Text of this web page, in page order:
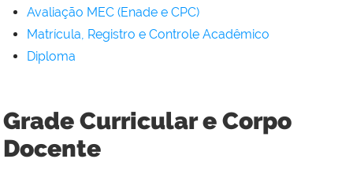
Avaliação MEC (Enade e CPC)
Matrícula, Registro e Controle Acadêmico
Diploma
Grade Curricular e Corpo
Docente